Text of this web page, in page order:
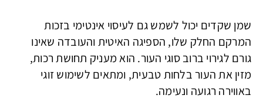
שמן שקדים יכול לשמש גם לעיסוי אינטימי בזכות
המרקם החלק שלו, הספיגה האיטית והעובדה שאינו
גורם לגירוי ברוב סוגי העור. הוא מעניק תחושת רכות,
מזין את העור בלחות טבעית, ומתאים לשימוש זוגי
באווירה רגועה ונעימה.